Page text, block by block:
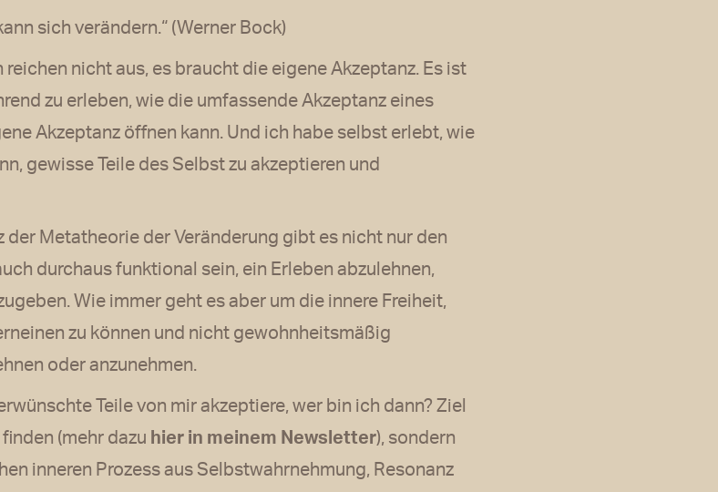
sich verändern.“ (Werner Bock)
nicht aus, es braucht die eigene Akzeptanz. Es ist
zu erleben, wie die umfassende Akzeptanz eines
Akzeptanz öffnen kann. Und ich habe selbst erlebt, wie
gewisse Teile des Selbst zu akzeptieren und
Metatheorie der Veränderung gibt es nicht nur den
durchaus funktional sein, ein Erleben abzulehnen,
Wie immer geht es aber um die innere Freiheit,
zu können und nicht gewohnheitsmäßig
oder anzunehmen.
Teile von mir akzeptiere, wer bin ich dann? Ziel
(mehr dazu hier in meinem Newsletter), sondern
inneren Prozess aus Selbstwahrnehmung, Resonanz